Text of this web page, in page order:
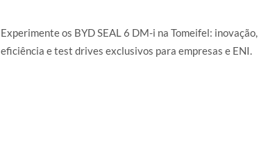
Experimente os BYD SEAL 6 DM-i na Tomeifel: inovação,
eficiência e test drives exclusivos para empresas e ENI.